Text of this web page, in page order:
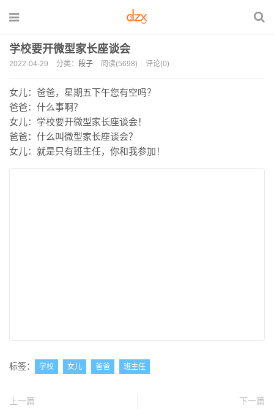
学校要开微型家长座谈会
2022-04-29 分类： 段子 阅读(5698) 评论(0)
女儿：爸爸，星期五下午您有空吗？
爸爸：什么事啊？
女儿：学校要开微型家长座谈会！
爸爸：什么叫微型家长座谈会？
女儿：就是只有班主任，你和我参加！
标签： 学校 女儿 爸爸 班主任
上一篇
下一篇